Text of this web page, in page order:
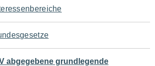
abgegebene grundlegende